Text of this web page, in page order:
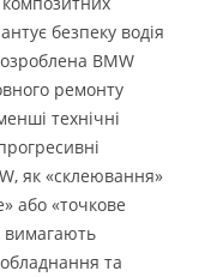
безпеку водія
BMW
ремонту
технічні
як «склеювання»
або «точкове
та